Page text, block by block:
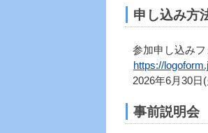
申し込み方
参加申し込みフ
https://
2026年6月30
事前説明会